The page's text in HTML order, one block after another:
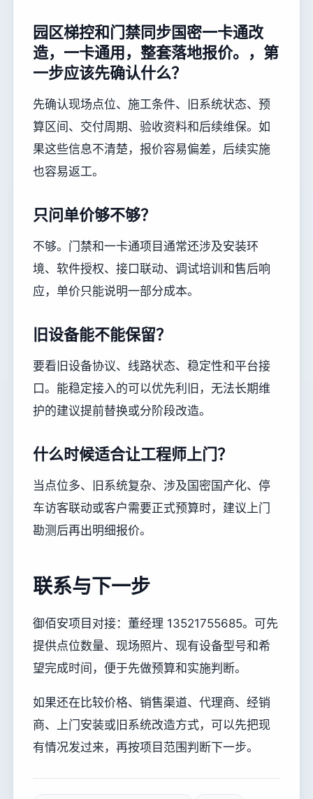
园区梯控和门禁同步国密一卡通改
造，一卡通用，整套落地报价。，第
一步应该先确认什么？
先确认现场点位、施工条件、旧系统状态、预
算区间、交付周期、验收资料和后续维保。如
果这些信息不清楚，报价容易偏差，后续实施
也容易返工。
只问单价够不够？
不够。门禁和一卡通项目通常还涉及安装环
境、软件授权、接口联动、调试培训和售后响
应，单价只能说明一部分成本。
旧设备能不能保留？
要看旧设备协议、线路状态、稳定性和平台接
口。能稳定接入的可以优先利旧，无法长期维
护的建议提前替换或分阶段改造。
什么时候适合让工程师上门？
当点位多、旧系统复杂、涉及国密国产化、停
车访客联动或客户需要正式预算时，建议上门
勘测后再出明细报价。
联系与下一步
御佰安项目对接：董经理 13521755685。可先
提供点位数量、现场照片、现有设备型号和希
望完成时间，便于先做预算和实施判断。
如果还在比较价格、销售渠道、代理商、经销
商、上门安装或旧系统改造方式，可以先把现
有情况发过来，再按项目范围判断下一步。